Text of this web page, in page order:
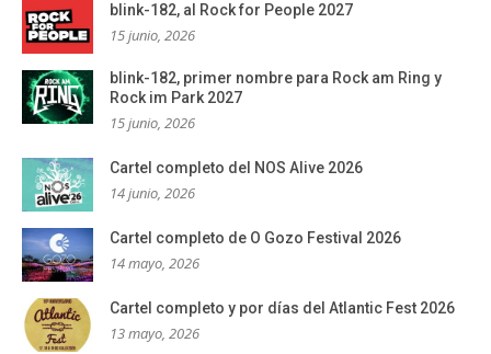
blink-182, al Rock for People 2027
15 junio, 2026
blink-182, primer nombre para Rock am Ring y
Rock im Park 2027
15 junio, 2026
Cartel completo del NOS Alive 2026
14 junio, 2026
Cartel completo de O Gozo Festival 2026
14 mayo, 2026
Cartel completo y por días del Atlantic Fest 2026
13 mayo, 2026